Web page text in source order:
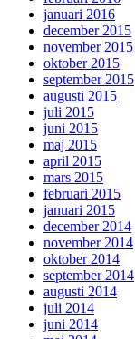
januari 2016
december 2015
november 2015
oktober 2015
september 2015
augusti 2015
juli 2015
juni 2015
maj 2015
april 2015
mars 2015
februari 2015
januari 2015
december 2014
november 2014
oktober 2014
september 2014
augusti 2014
juli 2014
juni 2014